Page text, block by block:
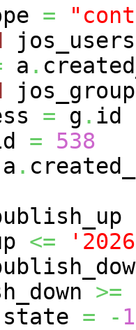
=
a .
= g . id
=
538
a .
<=
>=
state = - 1